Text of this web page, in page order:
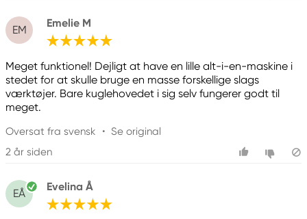
EM
Emelie M
Meget funktionel! Dejligt at have en lille alt-i-en-maskine i
stedet for at skulle bruge en masse forskellige slags
værktøjer. Bare kuglehovedet i sig selv fungerer godt til
meget.
Oversat fra svensk • Se original
2 år siden
EÅ
Evelina Å